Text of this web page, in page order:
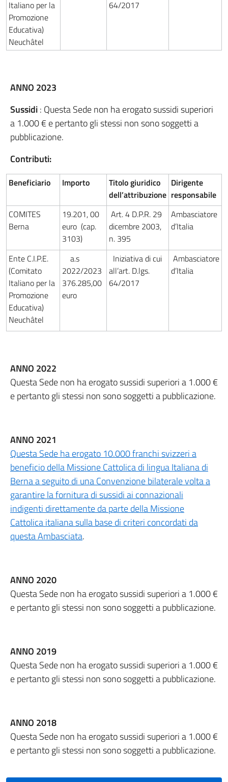
Italiano per la
Promozione
Educativa)
Neuchâtel
64/2017
ANNO 2023
Sussidi: Questa Sede non ha erogato sussidi superiori
a 1.000 € e pertanto gli stessi non sono soggetti a
pubblicazione.
Contributi:
Beneficiario Importo
Titolo giuridico
dell’attribuzione
Dirigente
responsabile
COMITES
Berna
19.201, 00
euro (cap.
3103)
Art. 4 D.P.R. 29
dicembre 2003,
n. 395
Ambasciatore
d’Italia
Ente C.I.P.E.
(Comitato
Italiano per la
Promozione
Educativa)
Neuchâtel
a.s
2022/2023
376.285,00
euro
Iniziativa di cui
all’art. D.lgs.
64/2017
Ambasciatore
d’Italia
ANNO 2022
Questa Sede non ha erogato sussidi superiori a 1.000 €
e pertanto gli stessi non sono soggetti a pubblicazione.
ANNO 2021
Questa Sede ha erogato 10.000 franchi svizzeri a
beneficio della Missione Cattolica di lingua Italiana di
Berna a seguito di una Convenzione bilaterale volta a
garantire la fornitura di sussidi ai connazionali
indigenti direttamente da parte della Missione
Cattolica italiana sulla base di criteri concordati da
questa Ambasciata.
ANNO 2020
Questa Sede non ha erogato sussidi superiori a 1.000 €
e pertanto gli stessi non sono soggetti a pubblicazione.
ANNO 2019
Questa Sede non ha erogato sussidi superiori a 1.000 €
e pertanto gli stessi non sono soggetti a pubblicazione.
ANNO 2018
Questa Sede non ha erogato sussidi superiori a 1.000 €
e pertanto gli stessi non sono soggetti a pubblicazione.